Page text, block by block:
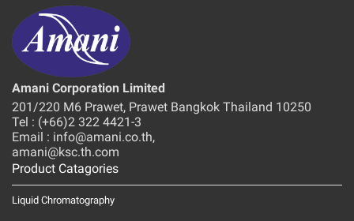
Amani Corporation Limited
201/220 M6 Prawet, Prawet Bangkok Thailand 10250
Tel : (+66)2 322 4421-3
Email : info@amani.co.th,
amani@ksc.th.com
Product Catagories
Liquid Chromatography